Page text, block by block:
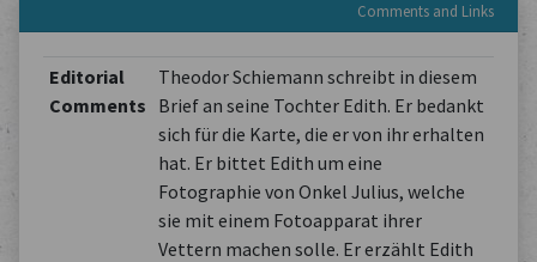
Comments and Links
Editorial
Comments
Theodor Schiemann schreibt in diesem
Brief an seine Tochter Edith. Er bedankt
sich für die Karte, die er von ihr erhalten
hat. Er bittet Edith um eine
Fotographie von Onkel Julius, welche
sie mit einem Fotoapparat ihrer
Vettern machen solle. Er erzählt Edith